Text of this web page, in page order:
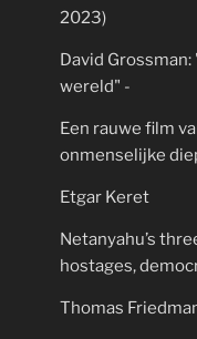
2023)
David
wereld" -
Een rauwe film
onmenselijke
Etgar Keret
Netanyahu’s
hostages,
Thomas